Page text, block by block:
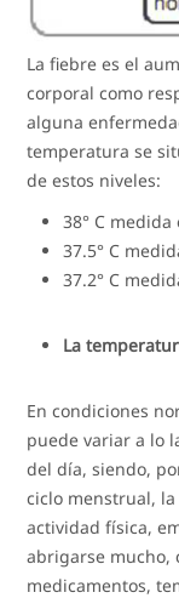
La fiebre es el
corporal como
alguna
temperatura se
de estos niveles:
38° C
37.5° C
37.2° C
La
En condiciones
puede variar a lo
del día, siendo,
ciclo menstrual, la
actividad física,
abrigarse mucho,
medicamentos,